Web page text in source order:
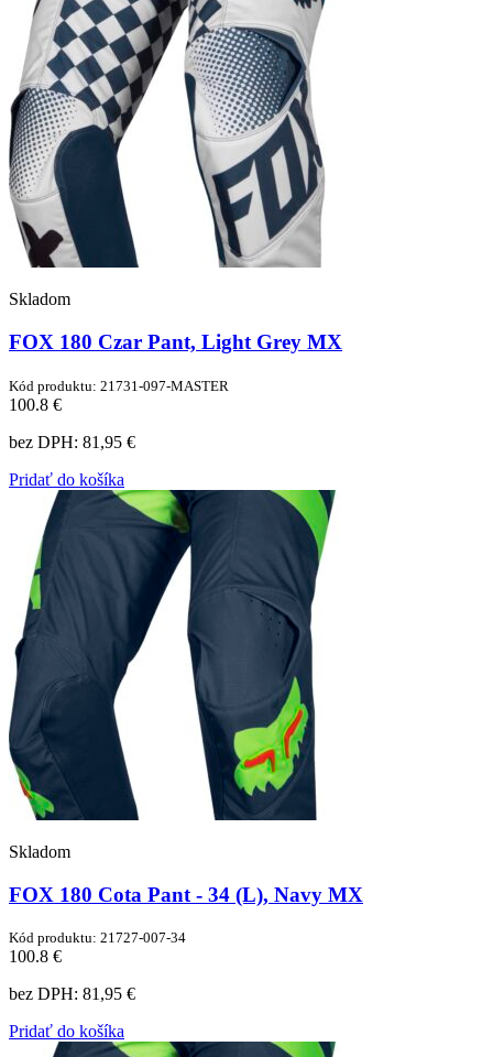
Skladom
FOX 180 Czar Pant, Light Grey MX
Kód produktu: 21731-097-MASTER
100.8 €
bez DPH: 81,95 €
Pridať do košíka
Skladom
FOX 180 Cota Pant - 34 (L), Navy MX
Kód produktu: 21727-007-34
100.8 €
bez DPH: 81,95 €
Pridať do košíka